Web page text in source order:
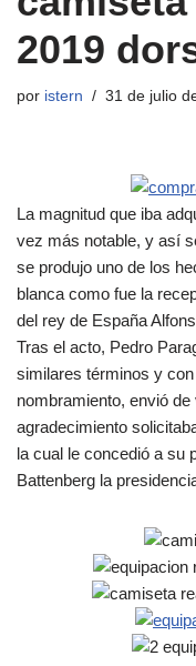
2019
por istern 31 de julio
La magnitud que iba
vez más notable, y así
se produjo uno de los
blanca como fue la
del rey de España
Tras el acto, Pedro
similares términos y
nombramiento, envió
agradecimiento
la cual le concedió a su
Battenberg la